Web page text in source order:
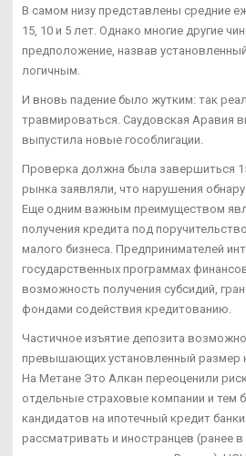
В самом низу представлены средние
15, 10 и 5 лет. Однако многие другие
предположение, назвав
логичным.
И вновь падение было жутким: так
травмироваться. Саудовская Аравия
выпустила новые гособлигации.
Проверка должна была завершиться
рынка заявляли, что нарушения
Еще одним важным преимуществом
получения кредита под
малого бизнеса. Предпринимателей
государственных программах
возможность получения субсидий,
фондами содействия кредитованию.
Частичное изъятие депозита
превышающих установленный размер
На Метане Это Алкан переоценили
отдельные страховые компании и тем
кандидатов на ипотечный кредит
рассматривать и иностранцев (ранее в